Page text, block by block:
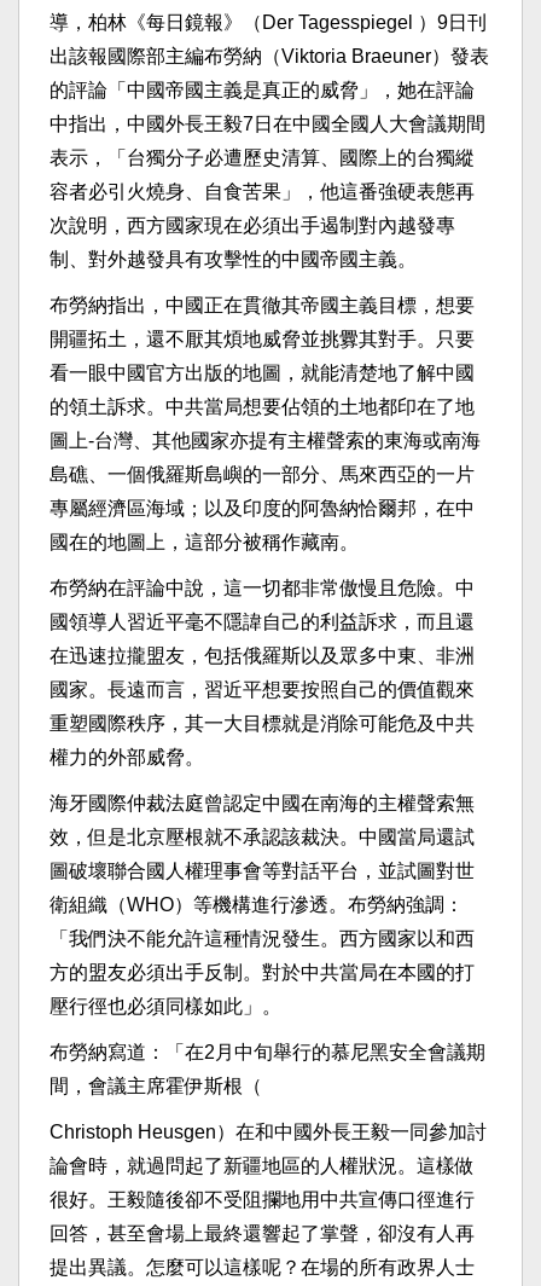
導，柏林《每日鏡報》（Der Tagesspiegel ）9日刊
出該報國際部主編布勞納（Viktoria Braeuner）發表
的評論「中國帝國主義是真正的威脅」，她在評論
中指出，中國外長王毅7日在中國全國人大會議期間
表示，「台獨分子必遭歷史清算、國際上的台獨縱
容者必引火燒身、自食苦果」，他這番強硬表態再
次說明，西方國家現在必須出手遏制對內越發專
制、對外越發具有攻擊性的中國帝國主義。
布勞納指出，中國正在貫徹其帝國主義目標，想要
開疆拓土，還不厭其煩地威脅並挑釁其對手。只要
看一眼中國官方出版的地圖，就能清楚地了解中國
的領土訴求。中共當局想要佔領的土地都印在了地
圖上-台灣、其他國家亦提有主權聲索的東海或南海
島礁、一個俄羅斯島嶼的一部分、馬來西亞的一片
專屬經濟區海域；以及印度的阿魯納恰爾邦，在中
國在的地圖上，這部分被稱作藏南。
布勞納在評論中說，這一切都非常傲慢且危險。中
國領導人習近平毫不隱諱自己的利益訴求，而且還
在迅速拉攏盟友，包括俄羅斯以及眾多中東、非洲
國家。長遠而言，習近平想要按照自己的價值觀來
重塑國際秩序，其一大目標就是消除可能危及中共
權力的外部威脅。
海牙國際仲裁法庭曾認定中國在南海的主權聲索無
效，但是北京壓根就不承認該裁決。中國當局還試
圖破壞聯合國人權理事會等對話平台，並試圖對世
衛組織（WHO）等機構進行滲透。布勞納強調：
「我們決不能允許這種情況發生。西方國家以和西
方的盟友必須出手反制。對於中共當局在本國的打
壓行徑也必須同樣如此」。
布勞納寫道：「在2月中旬舉行的慕尼黑安全會議期
間，會議主席霍伊斯根（
Christoph Heusgen）在和中國外長王毅一同參加討
論會時，就過問起了新疆地區的人權狀況。這樣做
很好。王毅隨後卻不受阻攔地用中共宣傳口徑進行
回答，甚至會場上最終還響起了掌聲，卻沒有人再
提出異議。怎麼可以這樣呢？在場的所有政界人士